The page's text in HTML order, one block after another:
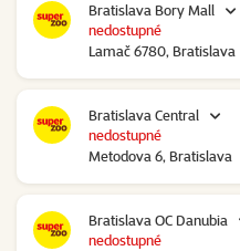
Bratislava Bory Mall
Lamač 6780, Bratislava
nedostupné
Bratislava Central
Metodova 6, Bratislava
nedostupné
Bratislava OC Danubia
nedostupné